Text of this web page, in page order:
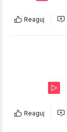
Reaguj
Reaguj